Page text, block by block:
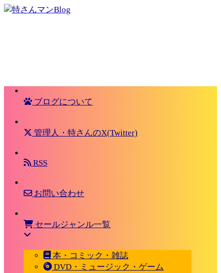
ブログについて
管理人・特さんのX(Twitter)
RSS
お問い合わせ
セールジャンル一覧
本・コミック・雑誌
DVD・ミュージック・ゲーム